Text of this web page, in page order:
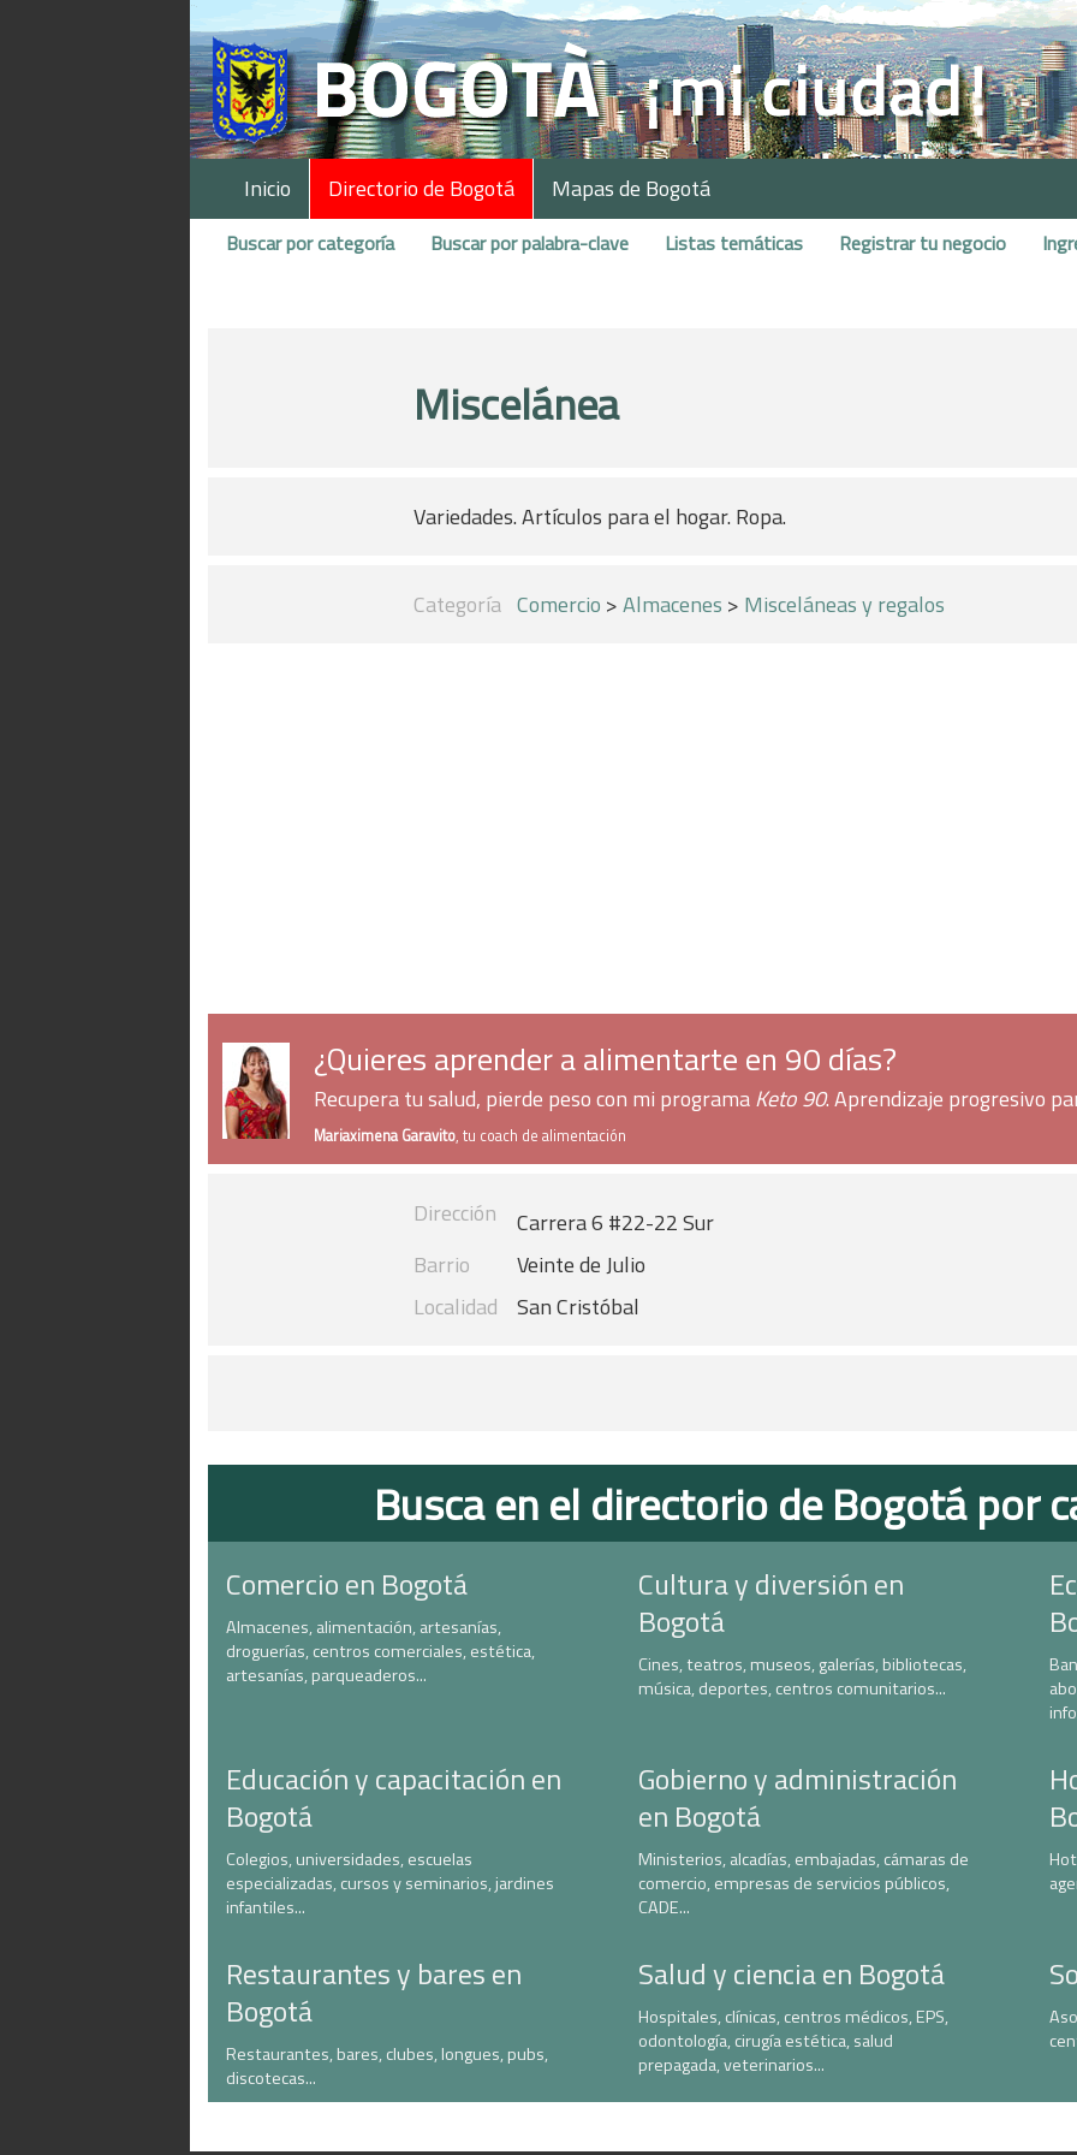
Inicio Directorio de Bogotá Mapas de Bogotá
Buscar por categoría Buscar por palabra-clave Listas temáticas Registrar tu negocio
Miscelánea
Variedades. Artículos para el hogar. Ropa.
Categoría Comercio >Almacenes > Misceláneas y regalos
¿Quieres aprender a alimentarte en 90 días?
Recupera tu salud, pierde peso con mi programaKeto 90. Aprendizaje progresivo
Mariaximena Garavito, tu coach de alimentación
Dirección
Carrera 6 #22-22 Sur
Barrio
Veinte de Julio
Localidad
San Cristóbal
Busca en el directorio de Bogotá por
Comercio en Bogotá
Almacenes, alimentación, artesanías,
droguerías, centros comerciales, estética,
artesanías, parqueaderos...
Cultura y diversión en
Bogotá
Cines, teatros, museos, galerías, bibliotecas,
música, deportes, centros comunitarios...
Educación y capacitación en
Bogotá
Colegios, universidades, escuelas
especializadas, cursos y seminarios, jardines
infantiles...
Gobierno y administración
en Bogotá
Ministerios, alcadías, embajadas, cámaras de
comercio, empresas de servicios públicos,
CADE...
Restaurantes y bares en
Bogotá
Restaurantes, bares, clubes, longues, pubs,
discotecas...
Salud y ciencia en Bogotá
Hospitales, clínicas, centros médicos, EPS,
odontología, cirugía estética, salud
prepagada, veterinarios...